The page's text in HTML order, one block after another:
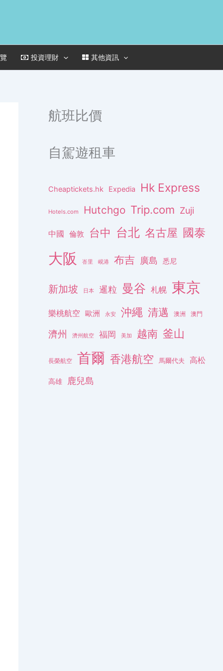
投資理財 其他資訊
航班比價
自駕遊租車
Cheaptickets.hk Expedia Hk Express
Hotels.com Hutchgo Trip.com Zuji
中國 倫敦 台中 台北 名古屋 國泰
大阪 峇里 峴港 布吉 廣島 悉尼
新加坡 日本 暹粒 曼谷 札幌 東京
樂桃航空 歐洲 永安 沖繩 清邁 澳洲 澳門
濟州 濟州航空 福岡 美加 越南 釜山
長榮航空 首爾 香港航空 馬爾代夫 高松
高雄 鹿兒島